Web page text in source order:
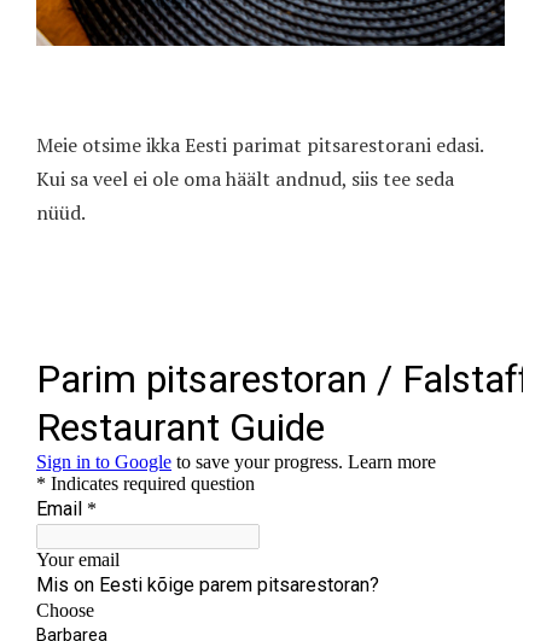
Meie otsime ikka Eesti parimat pitsarestorani edasi.
Kui sa veel ei ole oma häält andnud, siis tee seda
nüüd.